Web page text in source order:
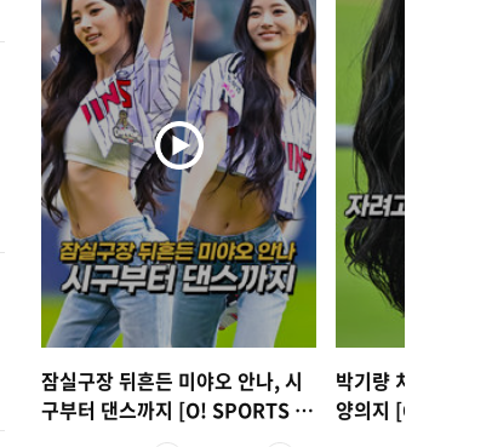
잠실구장 뒤흔든 미야오 안나, 시
구부터 댄스까지 [O! SPORTS 숏
박기량 치어리더,
양의지 [O!